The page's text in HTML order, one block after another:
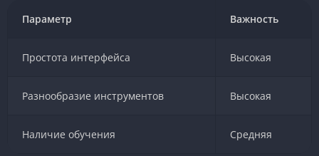
Параметр Важность
Простота интерфейса Высокая
Разнообразие инструментов Высокая
Наличие обучения Средняя